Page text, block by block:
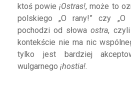
ktoś powie¡Ostras!, może to
polskiego „O rany!” czy „O
pochodzi od słowaostra, czyli
kontekście nie ma nic
tylko jest bardziej
wulgarnego ¡hostia!.